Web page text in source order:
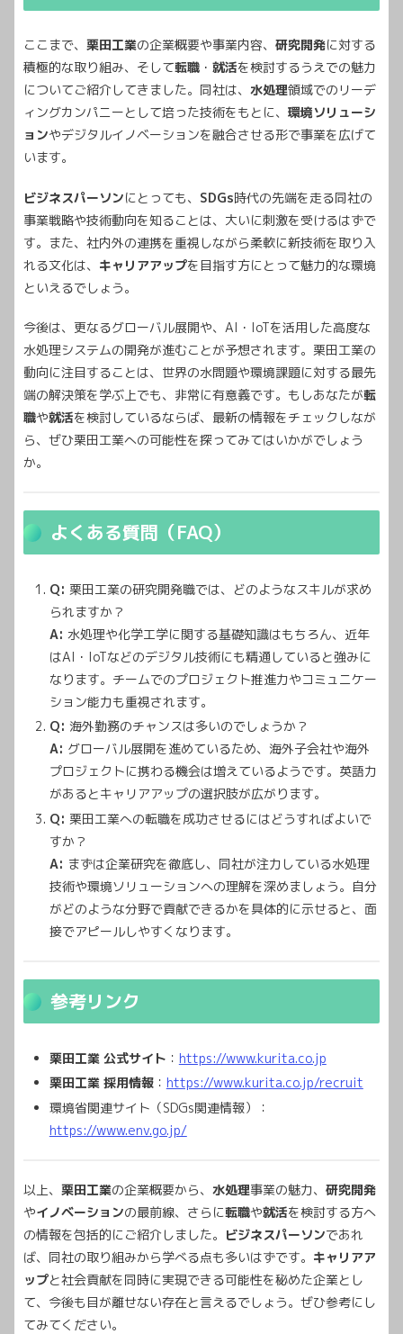
ここまで、 栗田工業の企業概要や事業内容、 研究開発に対する
積極的な取り組み、そして転職 ・ 就活を検討するうえでの魅力
についてご紹介してきました。同社は、 水処理領域でのリーデ
ィングカンパニーとして培った技術をもとに、 環境ソリューシ
ョンやデジタルイノベーションを融合させる形で事業を広げて
います。
ビジネスパーソンにとっても、 SDGs時代の先端を走る同社の
事業戦略や技術動向を知ることは、大いに刺激を受けるはずで
す。また、社内外の連携を重視しながら柔軟に新技術を取り入
れる文化は、 キャリアアップを目指す方にとって魅力的な環境
といえるでしょう。
今後は、更なるグローバル展開や、AI・IoTを活用した高度な
水処理システムの開発が進むことが予想されます。栗田工業の
動向に注目することは、世界の水問題や環境課題に対する最先
端の解決策を学ぶ上でも、非常に有意義です。もしあなたが転
職や就活を検討しているならば、最新の情報をチェックしなが
ら、ぜひ栗田工業への可能性を探ってみてはいかがでしょう
か。
よくある質問（FAQ）
Q: 栗田工業の研究開発職では、どのようなスキルが求め
られますか？
A: 水処理や化学工学に関する基礎知識はもちろん、近年
はAI・IoTなどのデジタル技術にも精通していると強みに
なります。チームでのプロジェクト推進力やコミュニケー
ション能力も重視されます。
Q: 海外勤務のチャンスは多いのでしょうか？
A: グローバル展開を進めているため、海外子会社や海外
プロジェクトに携わる機会は増えているようです。英語力
があるとキャリアアップの選択肢が広がります。
Q: 栗田工業への転職を成功させるにはどうすればよいで
すか？
A: まずは企業研究を徹底し、同社が注力している水処理
技術や環境ソリューションへの理解を深めましょう。自分
がどのような分野で貢献できるかを具体的に示せると、面
接でアピールしやすくなります。
参考リンク
栗田工業 公式サイト ： https://www.kurita.co.jp
栗田工業 採用情報： https://www.kurita.co.jp/recruit
環境省関連サイト（SDGs関連情報）：
https://www.env.go.jp/
以上、 栗田工業の企業概要から、 水処理事業の魅力、 研究開発
やイノベーションの最前線、さらに転職や就活を検討する方へ
の情報を包括的にご紹介しました。 ビジネスパーソンであれ
ば、同社の取り組みから学べる点も多いはずです。 キャリアア
ップと社会貢献を同時に実現できる可能性を秘めた企業とし
て、今後も目が離せない存在と言えるでしょう。ぜひ参考にし
てみてください。